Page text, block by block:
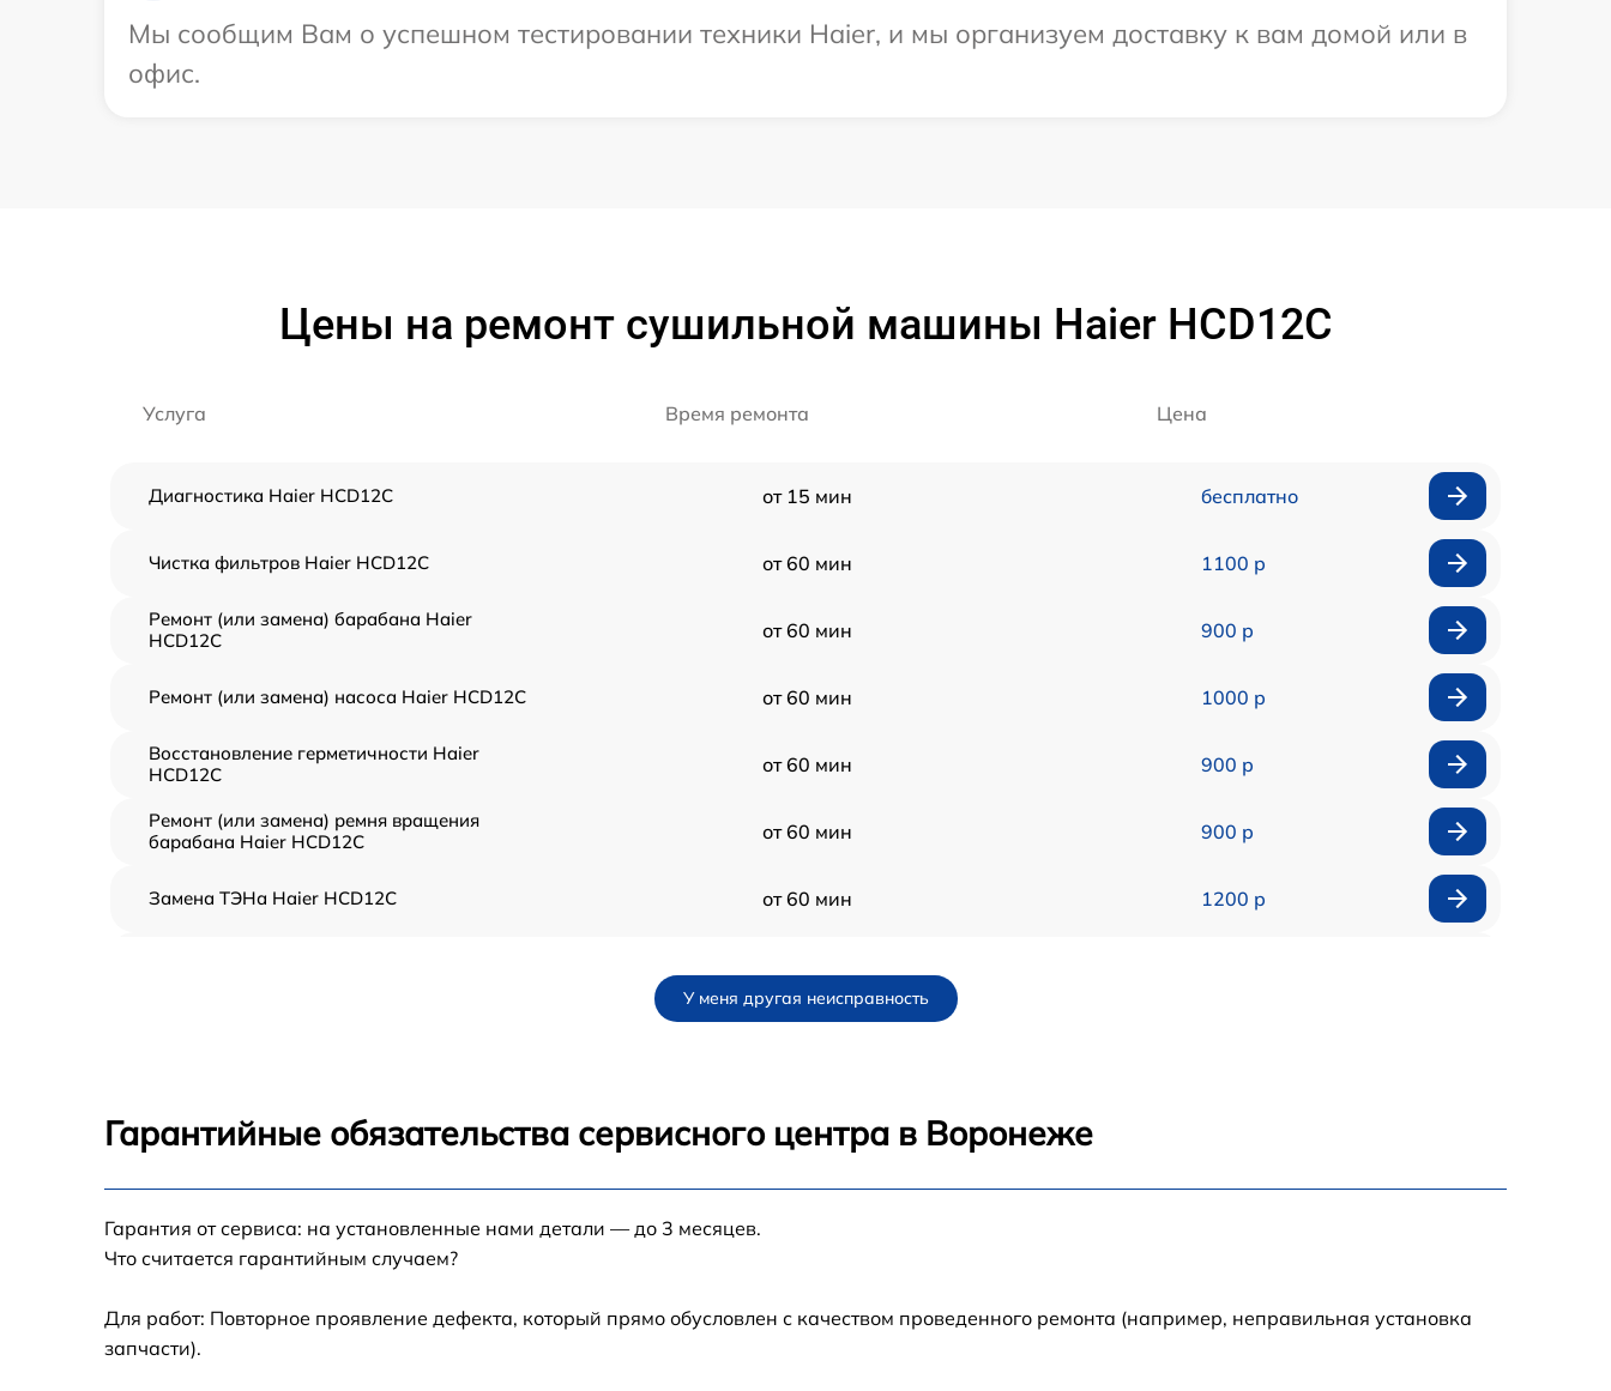
Мы сообщим Вам о успешном тестировании техники Haier, и мы организуем доставку к вам домой или в
офис.
Цены на ремонт сушильной машины Haier HCD12C
Услуга Время ремонта Цена
Диагностика Haier HCD12C от 15 мин бесплатно
Чистка фильтров Haier HCD12C от 60 мин 1100 р
Ремонт (или замена) барабана Haier
HCD12C
от 60 мин 900 р
Ремонт (или замена) насоса Haier HCD12C от 60 мин 1000 р
Восстановление герметичности Haier
HCD12C
от 60 мин 900 р
Ремонт (или замена) ремня вращения
барабана Haier HCD12C
от 60 мин 900 р
Замена ТЭНа Haier HCD12C от 60 мин 1200 р
Замена дисплея Haier HCD12C
HCD12C
У меня другая неисправность
Гарантийные обязательства сервисного центра в Воронеже
Гарантия от сервиса: на установленные нами детали — до 3 месяцев.
Что считается гарантийным случаем?
Для работ: Повторное проявление дефекта, который прямо обусловлен с качеством проведенного ремонта (например, неправильная установка
запчасти).